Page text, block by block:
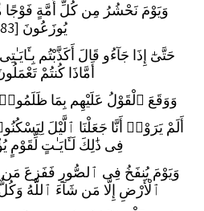
وَيَوْمَ نَحْشُرُ مِن كُلِّ أُمَّةٍ فَوْجًا
يُوزَعُونَ [27:83]
حَتَّىٰٓ إِذَا جَآءُو قَالَ أَكَذَّبْتُم
أَمَّاذَا كُنتُمْ تَعْمَلُونَ
وَوَقَعَ ٱلْقَوْلُ عَلَيْهِم بِمَا ظَلَمُوا۟
أَلَمْ يَرَوْا۟ أَنَّا جَعَلْنَا ٱلَّيْلَ
فِى ذَٰلِكَ لَـَٔايَـٰتٍ لِّقَوْمٍ
وَيَوْمَ يُنفَخُ فِى ٱلصُّورِ فَفَزِعَ
ٱلْأَرْضِ إِلَّا مَن شَآءَ ٱللَّهُ وَكُلٌّ